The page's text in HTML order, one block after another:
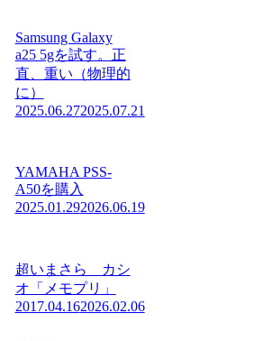
Samsung Galaxy
a25 5gを試す。正
直、重い（物理的
に）
2025.06.272025.07.21
YAMAHA PSS-
A50を購入
2025.01.292026.06.19
超いまさら カシ
オ「メモプリ」
2017.04.162026.02.06